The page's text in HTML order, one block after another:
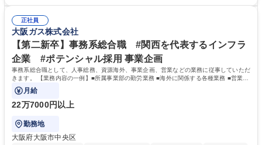
道路施設や道路工事現場の見学ツアー事業 ※入社後は上記いずれかの部門
へ配属。※業務内容変更の範囲：会社の定める業務 募集職種 【都庁グル
ープ】総合職（事務）◇残業月平均9時間未満／有給年平均16日取得
部門など多岐に渡る業務を経験できます。 ■様々なプロジェクト：駐車場
事業の他、新宿駅西口広場内に設置された照明を兼ねた広告「ブライトサ
イン」の管理運営を行うなど、事業収益を生み出す活動を積極的に行って
います。 学歴・資格 学歴：大学院 大学 高専 短大 専修学校 高校 語学力：
資格：
正社員
大阪ガス株式会社
【第二新卒】事務系総合職 #関西を代表するインフラ
企業 #ポテンシャル採用 事業企画
事務系総合職として、人事総務、資源海外、事業企画、営業などの業務に従事していただ
きます。 【業務内容の一例】■所属事業部の勤労業務 ■海外に関係する各種業務 ■営業部
門の企画スタッフ、ルート営業
月給
22万7000円以上
勤務地
大阪府大阪市中央区